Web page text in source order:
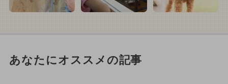
あなたにオススメの記事